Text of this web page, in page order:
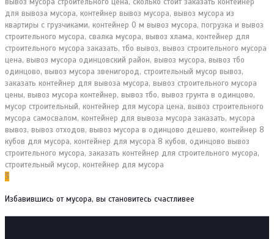
3
Избавившись от мусора, вы становитесь счастливее